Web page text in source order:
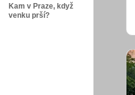
Kam v Praze, když
venku prší?